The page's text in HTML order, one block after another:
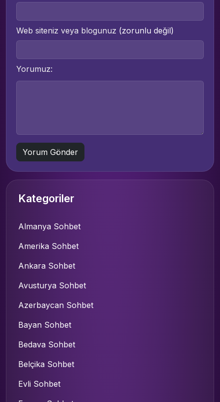
Web siteniz veya blogunuz (zorunlu değil)
Yorumuz:
Kategoriler
Almanya Sohbet
Amerika Sohbet
Ankara Sohbet
Avusturya Sohbet
Azerbaycan Sohbet
Bayan Sohbet
Bedava Sohbet
Belçika Sohbet
Evli Sohbet